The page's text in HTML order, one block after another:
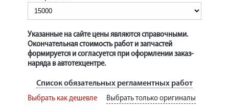
Указанные на сайте цены являются справочными.
Окончательная стоимость работ и запчастей
формируется и согласуется при оформлении заказ-
наряда в автотехцентре.
Список обязательных регламентных работ
Выбрать как дешевле
Выбрать только оригиналы